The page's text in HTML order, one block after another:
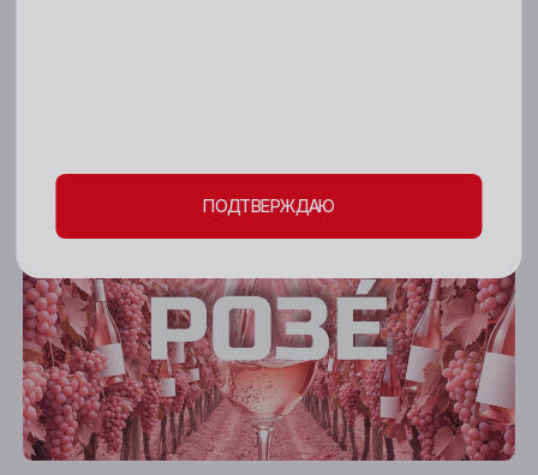
Международный день Кавы
Осинники
Прокопьевск
Томск
Юрга
ПОДТВЕРЖДАЮ